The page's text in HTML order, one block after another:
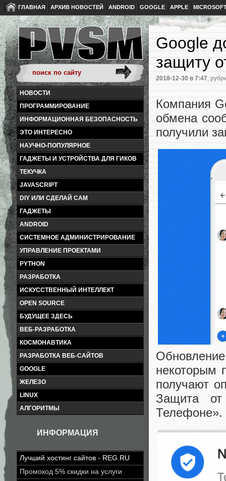
ГЛАВНАЯ АРХИВ НОВОСТЕЙ ANDROID GOOGLE APPLE
НОВОСТИ
ПРОГРАММИРОВАНИЕ
ИНФОРМАЦИОННАЯ БЕЗОПАСНОСТЬ
ЭТО ИНТЕРЕСНО
НАУЧНО-ПОПУЛЯРНОЕ
ГАДЖЕТЫ И УСТРОЙСТВА ДЛЯ ГИКОВ
ТЕКУЧКА
JAVASCRIPT
DIY ИЛИ СДЕЛАЙ САМ
ГАДЖЕТЫ
ANDROID
СИСТЕМНОЕ АДМИНИСТРИРОВАНИЕ
УПРАВЛЕНИЕ ПРОЕКТАМИ
PYTHON
РАЗРАБОТКА
ИСКУССТВЕННЫЙ ИНТЕЛЛЕКТ
OPEN SOURCE
БУДУЩЕЕ ЗДЕСЬ
ВЕБ-РАЗРАБОТКА
КОСМОНАВТИКА
РАЗРАБОТКА ВЕБ-САЙТОВ
GOOGLE
ЖЕЛЕЗО
LINUX
АЛГОРИТМЫ
ИНФОРМАЦИЯ
Лучший хостинг сайтов - REG.RU
Промокод 5% скидки на услуги
Google
защиту
2018-12-30 в 7:47,
Компания
обмена
получили
некоторым
получают
Защита
Телефоне».